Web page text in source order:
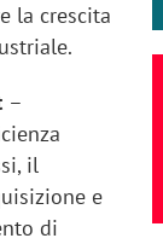
la crescita
–
il
e
di